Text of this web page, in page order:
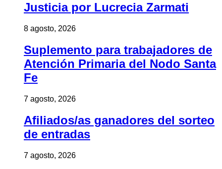
Justicia por Lucrecia Zarmati
8 agosto, 2026
Suplemento para trabajadores de
Atención Primaria del Nodo Santa
Fe
7 agosto, 2026
Afiliados/as ganadores del sorteo
de entradas
7 agosto, 2026